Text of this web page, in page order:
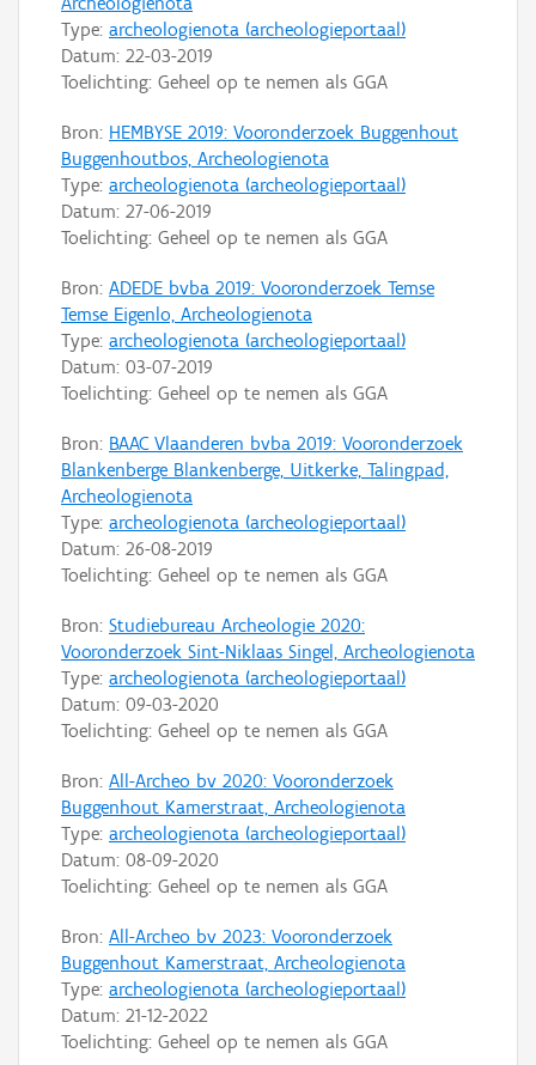
Type: archeologienota (archeologieportaal)
Datum: 22-03-2019
Toelichting: Geheel op te nemen als GGA
Bron: HEMBYSE 2019: Vooronderzoek Buggenhout
Buggenhoutbos, Archeologienota
Type: archeologienota (archeologieportaal)
Datum: 27-06-2019
Toelichting: Geheel op te nemen als GGA
Bron: ADEDE bvba 2019: Vooronderzoek Temse
Temse Eigenlo, Archeologienota
Type: archeologienota (archeologieportaal)
Datum: 03-07-2019
Toelichting: Geheel op te nemen als GGA
Bron: BAAC Vlaanderen bvba 2019: Vooronderzoek
Blankenberge Blankenberge, Uitkerke, Talingpad,
Archeologienota
Type: archeologienota (archeologieportaal)
Datum: 26-08-2019
Toelichting: Geheel op te nemen als GGA
Bron: Studiebureau Archeologie 2020:
Vooronderzoek Sint-Niklaas Singel, Archeologienota
Type: archeologienota (archeologieportaal)
Datum: 09-03-2020
Toelichting: Geheel op te nemen als GGA
Bron: All-Archeo bv 2020: Vooronderzoek
Buggenhout Kamerstraat, Archeologienota
Type: archeologienota (archeologieportaal)
Datum: 08-09-2020
Toelichting: Geheel op te nemen als GGA
Bron: All-Archeo bv 2023: Vooronderzoek
Buggenhout Kamerstraat, Archeologienota
Type: archeologienota (archeologieportaal)
Datum: 21-12-2022
Toelichting: Geheel op te nemen als GGA